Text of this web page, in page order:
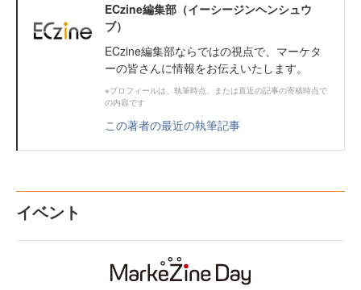
ECzine編集部（イーシージンヘンシュウ
ブ）
ECzine編集部ならではの視点で、マーケタ
ーの皆さんに情報をお伝えいたします。
※プロフィールは、執筆時点、または直近の記事の寄稿時点で
の内容です
この著者の最近の執筆記事
イベント